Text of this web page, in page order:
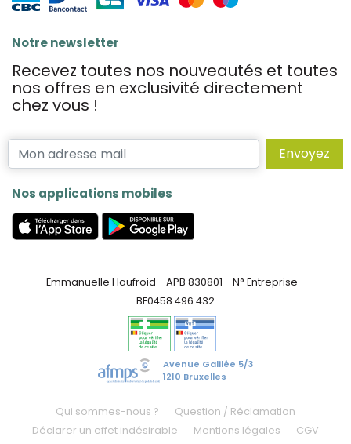
Notre newsletter
Recevez toutes nos nouveautés et toutes
nos offres en exclusivité directement
chez vous !
Envoyez
Nos applications mobiles
Emmanuelle Haufroid - APB 830801 - N° Entreprise -
BE0458.496.432
Avenue Galilée 5/3
1210 Bruxelles
Qui sommes-nous ?
Question / Réclamation
Déclarer un effet indésirable
Mentions légales
CGV